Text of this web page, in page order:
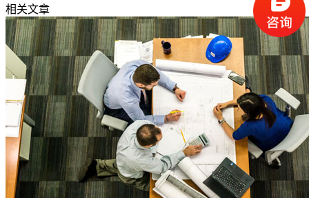
相关文章